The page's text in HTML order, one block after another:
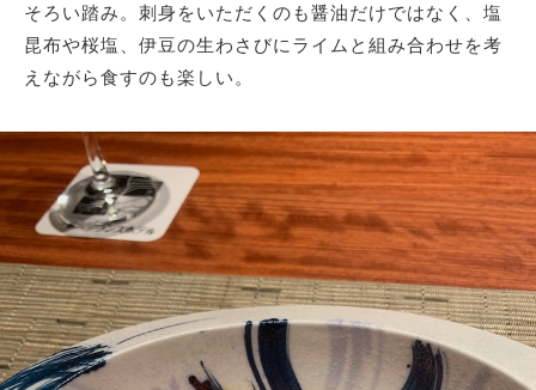
そろい踏み。刺身をいただくのも醤油だけではなく、塩
昆布や桜塩、伊豆の生わさびにライムと組み合わせを考
えながら食すのも楽しい。